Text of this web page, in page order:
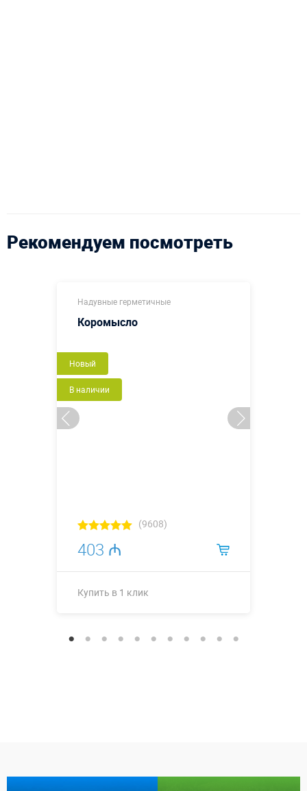
Рекомендуем посмотреть
Надувные герметичные
Коромысло
Новый
В наличии
(9608)
403 ₼
Купить в 1 клик